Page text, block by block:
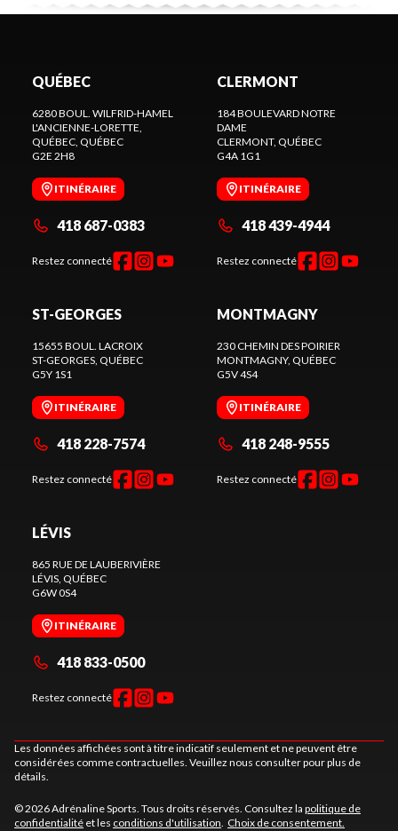
QUÉBEC
6280 BOUL. WILFRID-HAMEL
L'ANCIENNE-LORETTE,
QUÉBEC, QUÉBEC
G2E 2H8
ITINÉRAIRE
418 687-0383
Restez connecté
CLERMONT
184 BOULEVARD NOTRE
DAME
CLERMONT, QUÉBEC
G4A 1G1
ITINÉRAIRE
418 439-4944
Restez connecté
ST-GEORGES
15655 BOUL. LACROIX
ST-GEORGES, QUÉBEC
G5Y 1S1
ITINÉRAIRE
418 228-7574
Restez connecté
MONTMAGNY
230 CHEMIN DES POIRIER
MONTMAGNY, QUÉBEC
G5V 4S4
ITINÉRAIRE
418 248-9555
Restez connecté
LÉVIS
865 RUE DE LAUBERIVIÈRE
LÉVIS, QUÉBEC
G6W 0S4
ITINÉRAIRE
418 833-0500
Restez connecté
Les données affichées sont à titre indicatif seulement et ne peuvent être
considérées comme contractuelles. Veuillez nous consulter pour plus de
détails.
© 2026 Adrénaline Sports. Tous droits réservés. Consultez la politique de
confidentialité et les conditions d'utilisation. Choix de consentement.